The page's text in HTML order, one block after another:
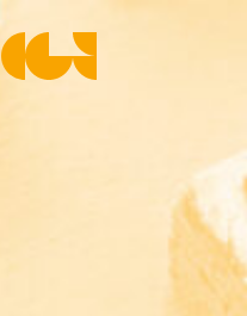
Centre de la